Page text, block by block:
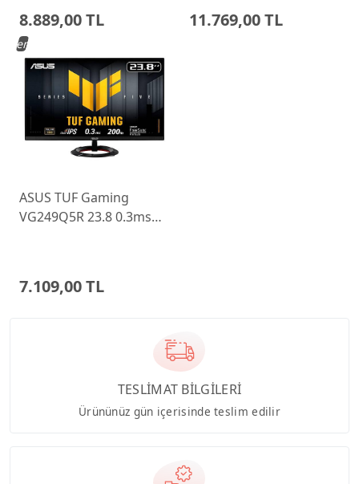
8.889,00 TL 11.769,00 TL
ASUS TUF Gaming
VG249Q5R 23.8 0.3ms
7.109,00 TL
Yeni
TESLİMAT BİLGİLERİ
Ürününüz gün içerisinde teslim edilir